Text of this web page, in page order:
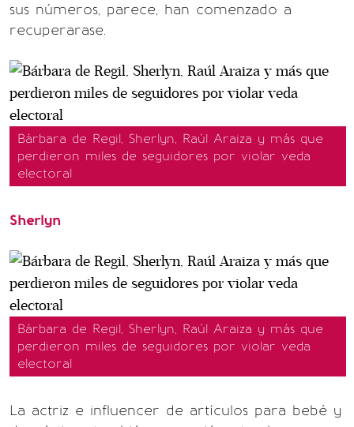
sus números, parece, han comenzado a
recuperarase.
Bárbara de Regil, Sherlyn, Raúl Araiza y más que
perdieron miles de seguidores por violar veda
electoral
Sherlyn
Bárbara de Regil, Sherlyn, Raúl Araiza y más que
perdieron miles de seguidores por violar veda
electoral
La actriz e influencer de artículos para bebé y